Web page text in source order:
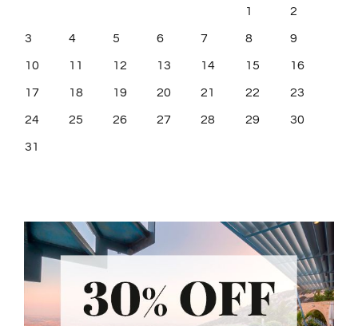
1 2
3 4 5 6 7 8 9
10 11 12 13 14 15 16
17 18 19 20 21 22 23
24 25 26 27 28 29 30
31